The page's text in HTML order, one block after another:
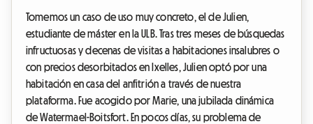
Tomemos un caso de uso muy concreto, el de Julien,
estudiante de máster en la ULB. Tras tres meses de búsquedas
infructuosas y decenas de visitas a habitaciones insalubres o
con precios desorbitados en Ixelles, Julien optó por una
habitación en casa del anfitrión a través de nuestra
plataforma. Fue acogido por Marie, una jubilada dinámica
de Watermael-Boitsfort. En pocos días, su problema de